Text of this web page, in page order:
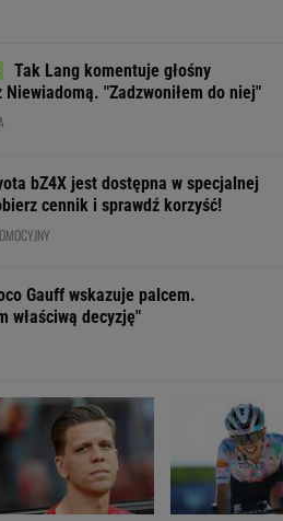
Tak Lang komentuje głośny
Niewiadomą. "Zadzwoniłem do niej"
bZ4X jest dostępna w specjalnej
cennik i sprawdź korzyść!
Gauff wskazuje palcem.
właściwą decyzję"